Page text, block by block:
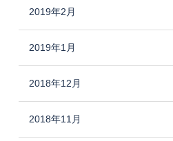
2019年2月
2019年1月
2018年12月
2018年11月